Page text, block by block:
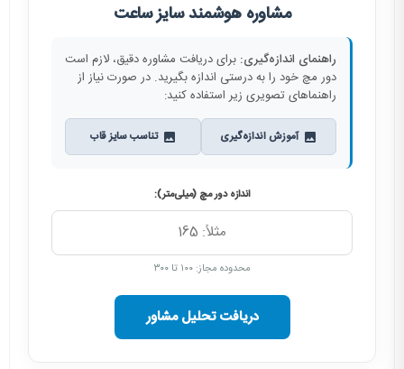
مشاوره هوشمند سایز ساعت
راهنمای اندازه‌گیری: برای دریافت مشاوره دقیق، لازم است
دور مچ خود را به درستی اندازه بگیرید. در صورت نیاز از
راهنماهای تصویری زیر استفاده کنید:
آموزش اندازه‌گیری تناسب سایز قاب
اندازه دور مچ (میلی‌متر):
محدوده مجاز: ۱۰۰ تا ۳۰۰
دریافت تحلیل مشاور